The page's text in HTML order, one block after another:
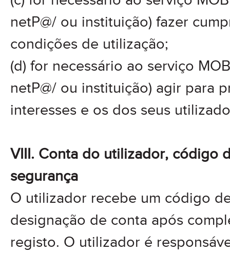
netP@/ ou instituição) fazer
condições de utilização;
(d) for necessário ao serviço
netP@/ ou instituição) agir para
interesses e os dos seus
VIII. Conta do utilizador, código
segurança
O utilizador recebe um código
designação de conta após
registo. O utilizador é